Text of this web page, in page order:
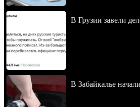
В Грузии завели
В Забайкалье